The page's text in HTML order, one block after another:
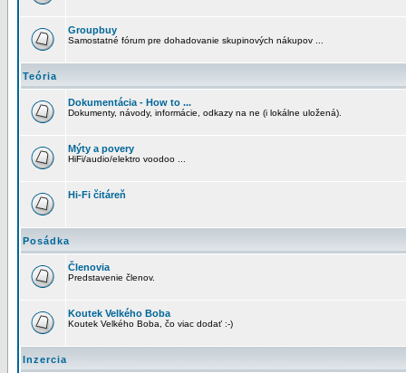
Groupbuy
Samostatné fórum pre dohadovanie skupinových nákupov ...
Teória
Dokumentácia - How to ...
Dokumenty, návody, informácie, odkazy na ne (i lokálne uložená).
Mýty a povery
HiFi/audio/elektro voodoo ...
Hi-Fi čitáreň
Posádka
Členovia
Predstavenie členov.
Koutek Velkého Boba
Koutek Velkého Boba, čo viac dodať :-)
Inzercia